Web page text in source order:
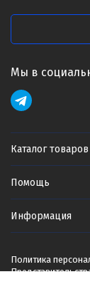
Мы в
Каталог товаров
Помощь
Информация
Политика